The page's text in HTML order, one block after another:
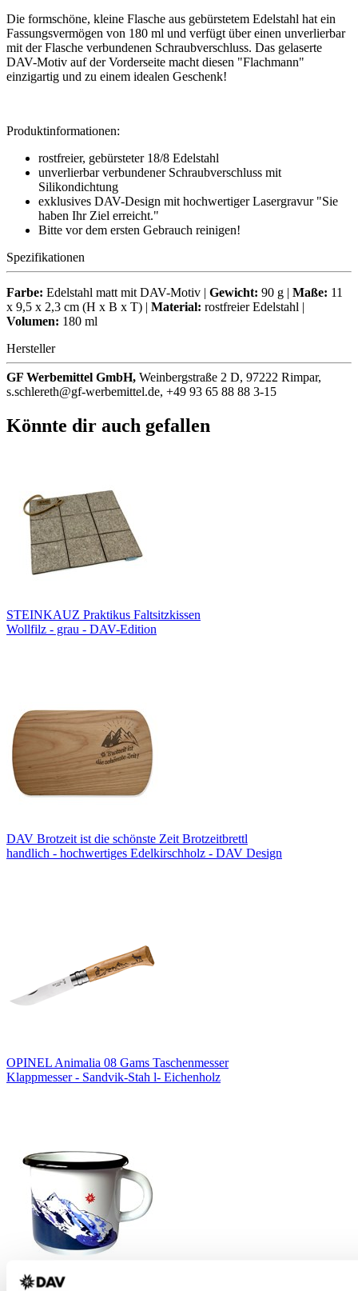
Die formschöne, kleine Flasche aus gebürstetem Edelstahl hat ein
Fassungsvermögen von 180 ml und verfügt über einen unverlierbar
mit der Flasche verbundenen Schraubverschluss. Das gelaserte
DAV-Motiv auf der Vorderseite macht diesen "Flachmann"
einzigartig und zu einem idealen Geschenk!
Produktinformationen:
rostfreier, gebürsteter 18/8 Edelstahl
unverlierbar verbundener Schraubverschluss mit
Silikondichtung
exklusives DAV-Design mit hochwertiger Lasergravur "Sie
haben Ihr Ziel erreicht."
Bitte vor dem ersten Gebrauch reinigen!
Spezifikationen
Farbe: Edelstahl matt mit DAV-Motiv | Gewicht: 90 g | Maße: 11
x 9,5 x 2,3 cm (H x B x T) | Material: rostfreier Edelstahl |
Volumen: 180 ml
Hersteller
GF Werbemittel GmbH, Weinbergstraße 2 D, 97222 Rimpar,
s.schlereth@gf-werbemittel.de, +49 93 65 88 88 3-15
Könnte dir auch gefallen
STEINKAUZ Praktikus Faltsitzkissen
Wollfilz - grau - DAV-Edition
DAV Brotzeit ist die schönste Zeit Brotzeitbrettl
handlich - hochwertiges Edelkirschholz - DAV Design
OPINEL Animalia 08 Gams Taschenmesser
Klappmesser - Sandvik-Stah l- Eichenholz
DAV Bergmotiv Emaille-Becher